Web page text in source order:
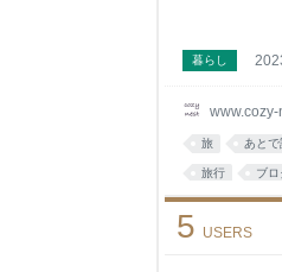
暮らし
旅 あと
旅行 ブロ
5 USERS